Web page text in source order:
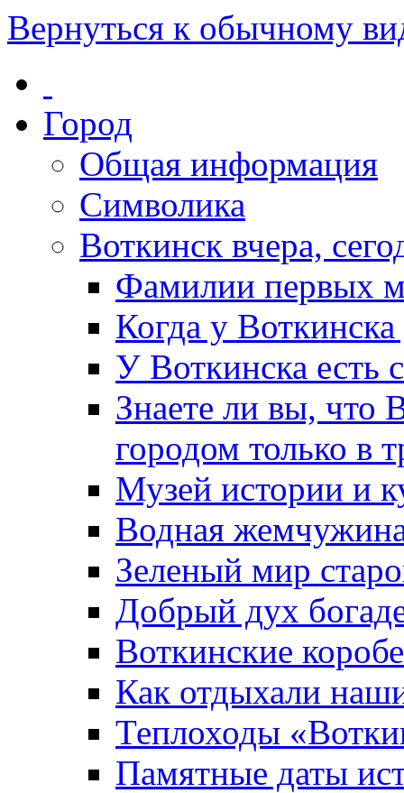
Вернуться к обычному
Город
Общая информация
Символика
Воткинск вчера,
Фамилии первых
Когда у
У Воткинска есть
Знаете ли вы, что
городом только в
Музей истории и
Водная
Зеленый мир
Добрый дух
Воткинские
Как отдыхали
Теплоходы
Памятные даты